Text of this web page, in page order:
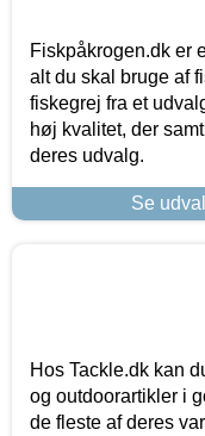
Fiskpåkrogen.dk er
alt du skal bruge af
fiskegrej fra et
høj kvalitet, der
deres udvalg.
Se
Hos Tackle.dk kan
og outdoorartikler i
de fleste af deres